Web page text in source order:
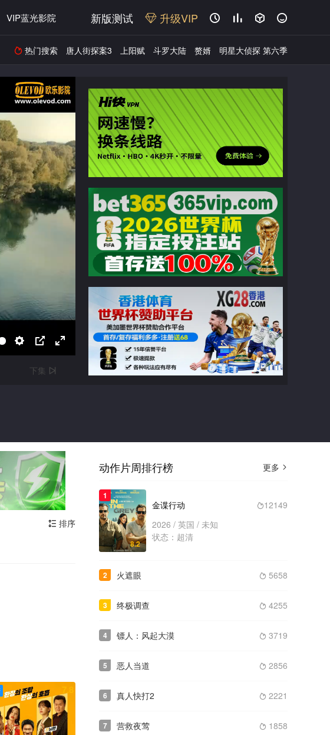
VIP蓝光影院 新版测试 升级VIP    
 热门搜索 唐人街探案3 上阳赋 斗罗大陆 赘婿 明星大侦探 第六季
下集 
2022 狩猎【V3版】
2021 特种部队：蛇眼起源
类型： / 年份：2021
2024
广告
 排序
更多 
动作片周排行榜
1
8.2
12149
金谍行动
2026 / 英国 / 未知
状态：超清
2  5658
火遮眼
3  4255
终极调查
4  3719
镖人：风起大漠
5  2856
恶人当道
6  2221
真人快打2
7  1858
营救夜莺